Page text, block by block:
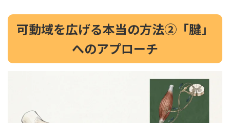
可動域を広げる本当の方法②「腱」
へのアプローチ